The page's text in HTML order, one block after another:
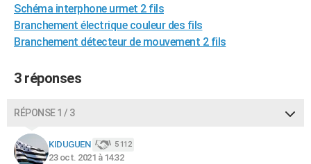
Schéma interphone urmet 2 fils
Branchement électrique couleur des fils
Branchement détecteur de mouvement 2 fils
3 réponses
RÉPONSE 1 / 3
KIDUGUEN 5 112
23 oct. 2021 à 14:32